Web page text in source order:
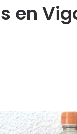
en